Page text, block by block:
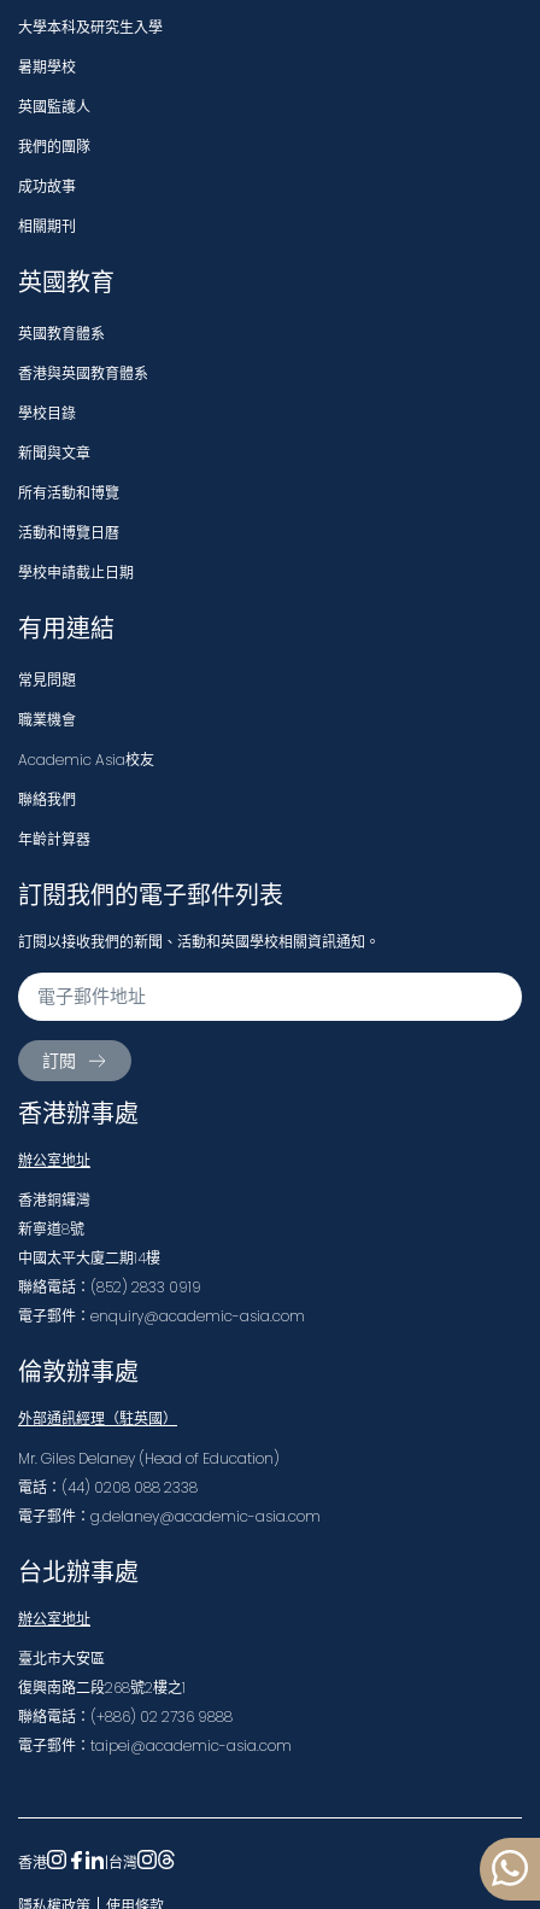
大學本科及研究生入學
暑期學校
英國監護人
我們的團隊
成功故事
相關期刊
英國教育
英國教育體系
香港與英國教育體系
學校目錄
新聞與文章
所有活動和博覽
活動和博覽日曆
學校申請截止日期
有用連結
常見問題
職業機會
Academic Asia校友
聯絡我們
年齡計算器
訂閱我們的電子郵件列表
訂閱以接收我們的新聞、活動和英國學校相關資訊通知。
訂閱
香港辦事處
辦公室地址
香港銅鑼灣
新寧道8號
中國太平大廈二期14樓
聯絡電話：(852) 2833 0919
電子郵件：enquiry@academic-asia.com
倫敦辦事處
外部通訊經理（駐英國）
Mr. Giles Delaney (Head of Education)
電話：(44) 0208 088 2338
電子郵件：g.delaney@academic-asia.com
台北辦事處
辦公室地址
臺北市大安區
復興南路二段268號2樓之1
聯絡電話：(+886) 02 2736 9888
電子郵件：taipei@academic-asia.com
香港 |台灣